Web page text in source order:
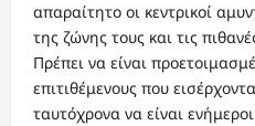
απαραίτητο οι κεντρικοί
της ζώνης τους και τις
Πρέπει να είναι
επιτιθέμενους που
ταυτόχρονα να είναι